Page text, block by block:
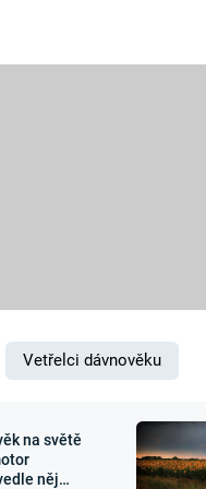
Zajímavosti
Vetřelci dávnověku
na světě
něj